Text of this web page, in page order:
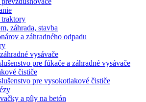
traktory
záhrada, stavba
a záhradného odpadu
vysávače
pre fúkače a záhradné vysávače
čističe
pre vysokotlakové čističe
a píly na betón